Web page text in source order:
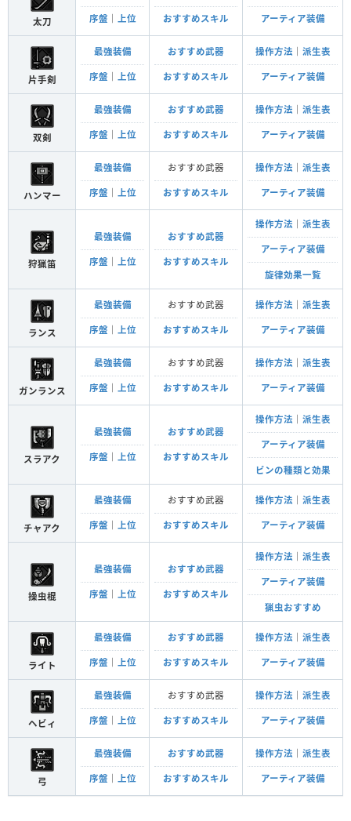
太刀 序盤 上位 おすすめスキル アーティア装備
片手剣
最強装備
序盤 上位
おすすめ武器
おすすめスキル
操作方法 派生表
アーティア装備
双剣
最強装備
序盤 上位
おすすめ武器
おすすめスキル
操作方法 派生表
アーティア装備
ハンマー
最強装備
序盤 上位
おすすめ武器
おすすめスキル
操作方法 派生表
アーティア装備
狩猟笛
最強装備
序盤 上位
おすすめ武器
おすすめスキル
操作方法 派生表
アーティア装備
旋律効果一覧
ランス
最強装備
序盤 上位
おすすめ武器
おすすめスキル
操作方法 派生表
アーティア装備
ガンランス
最強装備
序盤 上位
おすすめ武器
おすすめスキル
操作方法 派生表
アーティア装備
スラアク
最強装備
序盤 上位
おすすめ武器
おすすめスキル
操作方法 派生表
アーティア装備
ビンの種類と効果
チャアク
最強装備
序盤 上位
おすすめ武器
おすすめスキル
操作方法 派生表
アーティア装備
操虫棍
最強装備
序盤 上位
おすすめ武器
おすすめスキル
操作方法 派生表
アーティア装備
猟虫おすすめ
ライト
最強装備
序盤 上位
おすすめ武器
おすすめスキル
操作方法 派生表
アーティア装備
ヘビィ
最強装備
序盤 上位
おすすめ武器
おすすめスキル
操作方法 派生表
アーティア装備
弓
最強装備
序盤 上位
おすすめ武器
おすすめスキル
操作方法 派生表
アーティア装備